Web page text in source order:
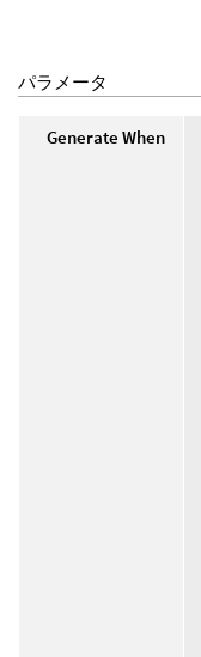
パラメータ
Generate When